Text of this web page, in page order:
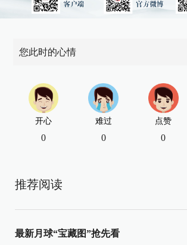
您此时的心情
开心
0
难过
0
点赞
0
推荐阅读
最新月球“宝藏图”抢先看